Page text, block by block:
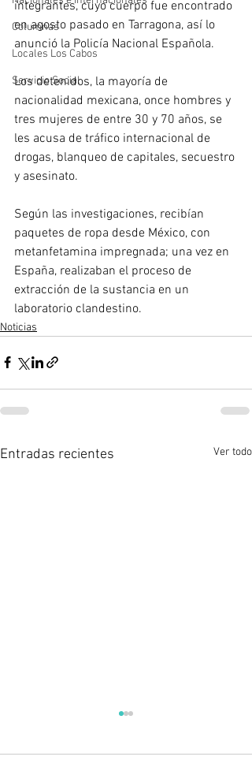
Columnas
Locales Los Cabos
Servicio Social
integrantes, cuyo cuerpo fue encontrado
en agosto pasado en Tarragona, así lo
anunció la Policía Nacional Española.
Los detenidos, la mayoría de
nacionalidad mexicana, once hombres y
tres mujeres de entre 30 y 70 años, se
les acusa de tráfico internacional de
drogas, blanqueo de capitales, secuestro
y asesinato.
Según las investigaciones, recibían
paquetes de ropa desde México, con
metanfetamina impregnada; una vez en
España, realizaban el proceso de
extracción de la sustancia en un
laboratorio clandestino.
Noticias
Entradas recientes Ver todo